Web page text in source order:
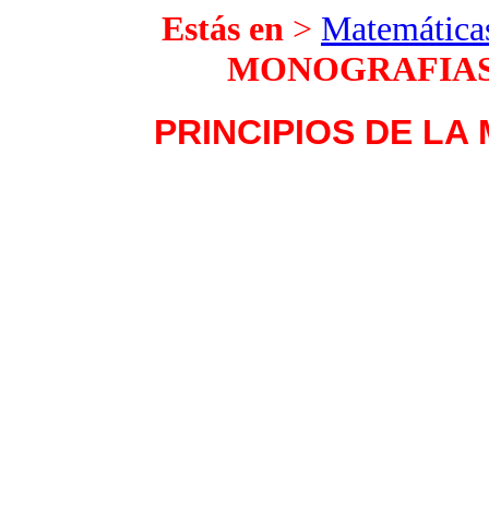
Estás en >
PRINCIPIOS DE LA